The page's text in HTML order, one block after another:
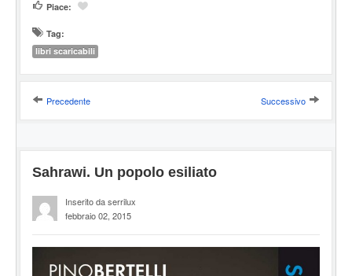
Piace:
Tag:
libri scaricabili
Precedente Successivo
Sahrawi. Un popolo esiliato
Inserito da serrilux
febbraio 02, 2015